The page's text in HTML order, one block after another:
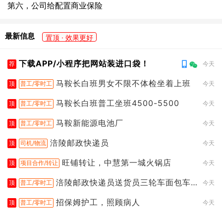
第六，公司给配置商业保险
最新信息 置顶 · 效果更好
荐 下载APP/小程序把网站装进口袋！ 今天
顶 普工/零时工 马鞍长白班男女不限不体检坐着上班 今天
顶 普工/零时工 马鞍长白班普工坐班4500-5500 今天
顶 普工/零时工 马鞍新能源电池厂 今天
顶 司机/物流 涪陵邮政快递员 今天
顶 项目合作/转让 旺铺转让，中慧第一城火锅店 今天
顶 普工/零时工 涪陵邮政快递员送货员三轮车面包车
今天
顶 普工/零时工 招保姆护工，照顾病人 今天